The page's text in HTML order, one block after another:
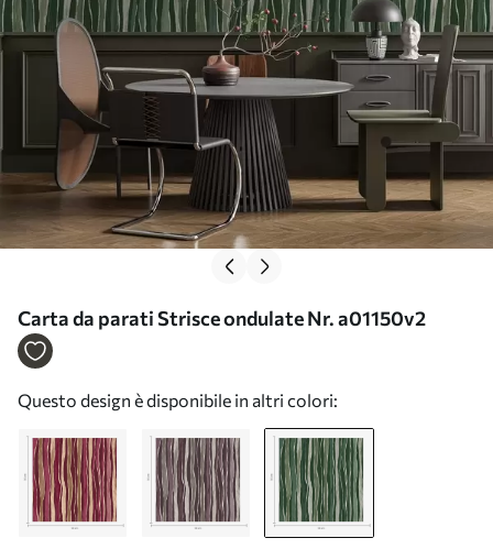
Carta da parati Strisce ondulate Nr. a01150v2
Questo design è disponibile in altri colori: